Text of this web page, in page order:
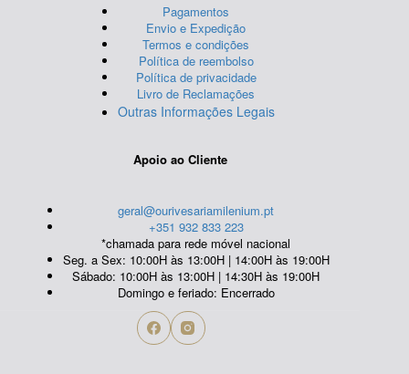
Pagamentos
Envio e Expedição
Termos e condições
Política de reembolso
Política de privacidade
Livro de Reclamações
Outras Informações Legais
Apoio ao Cliente
geral@ourivesariamilenium.pt
+351 932 833 223
*chamada para rede móvel nacional
Seg. a Sex: 10:00H às 13:00H | 14:00H às 19:00H
Sábado: 10:00H às 13:00H | 14:30H às 19:00H
Domingo e feriado: Encerrado